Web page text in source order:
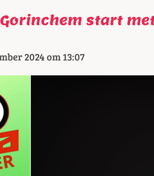
start
2024 om 13:07